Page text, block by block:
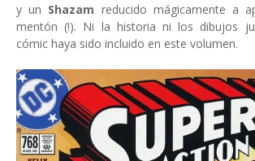
y un Shazam reducido mágicamente a
mentón (!). Ni la historia ni los dibujos
cómic haya sido incluido en este volumen.